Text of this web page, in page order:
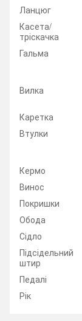
Ланцюг
Касета/
тріскачка
Гальма
Вилка
Каретка
Втулки
Кермо
Винос
Покришки
Обода
Сідло
Підсідельний
штир
Педалі
Рік